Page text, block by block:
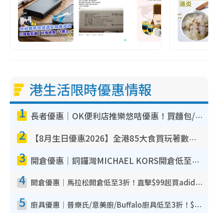
港生活限時優惠情報
1 長者優惠｜OK便利店推樂悠咭優惠！買麵包/牛奶/保健品拍卡即減
2 【8月生日優惠2026】全港85大食買玩著數攻略 自助餐/火鍋放題同行免費＋誠品/DONKI送現金券
3 開倉優惠｜銅鑼灣MICHAEL KORS開倉低至17折！直擊$500起買手袋/銀包/鞋款 必買經典Jet Set系列
4 開倉優惠｜馬拉松開倉低至3折！直擊$99起買adidas／New Balance／Puma鞋款 STANLEY保溫杯劈價至$119起
5 廚具優惠｜普樂氏/意美廚/Buffalo廚具低至3折！$89起買煎鍋／炒鑊／個人鍋 同場小家電激減至$99起